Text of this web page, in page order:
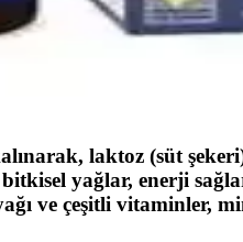
temizlenir, güvenli ve
Önerileri
laktoz (süt
yağlar, enerji
ve çeşitli vitaminler,